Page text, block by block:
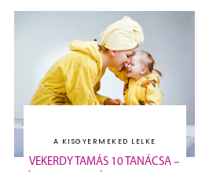
A KISGYERMEKED LELKE
VEKERDY TAMÁS 10 TANÁCSA –